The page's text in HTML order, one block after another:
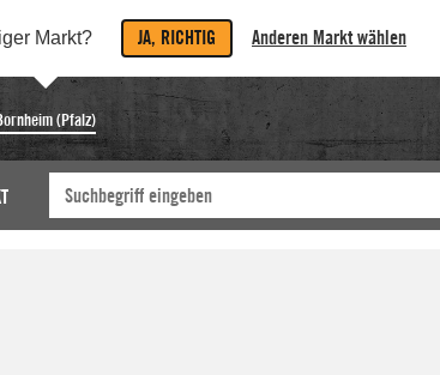
Markt? JA, RICHTIG Anderen Markt wählen
(Pfalz)